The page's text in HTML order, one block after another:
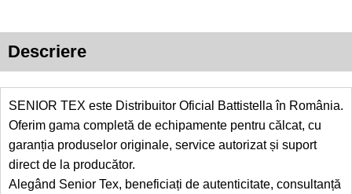
Descriere
SENIOR TEX este Distribuitor Oficial Battistella în România.
Oferim gama completă de echipamente pentru călcat, cu
garanția produselor originale, service autorizat și suport
direct de la producător.
Alegând Senior Tex, beneficiați de autenticitate, consultanță